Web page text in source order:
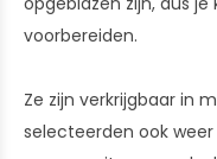
voorbereiden.
Ze zijn verkrijgbaar in
selecteerden ook